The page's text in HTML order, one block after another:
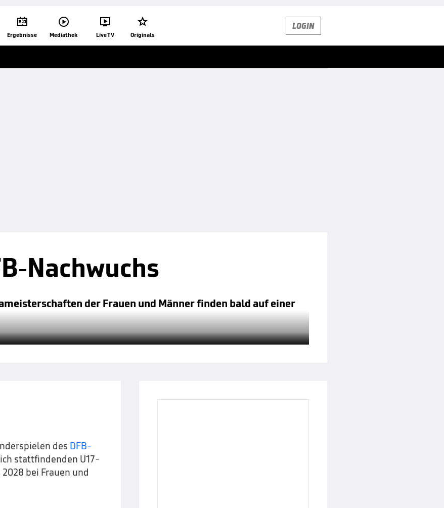

Ergebnisse

Mediathek

Live TV

Originals
LOGIN
Nachwuchs
der Frauen und Männer finden bald auf einer
des DFB-
stattfindenden U17-
bei Frauen und